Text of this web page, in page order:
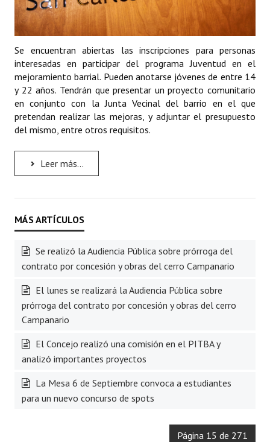
Se encuentran abiertas las inscripciones para personas
interesadas en participar del programa Juventud en el
mejoramiento barrial. Pueden anotarse jóvenes de entre 14
y 22 años. Tendrán que presentar un proyecto comunitario
en conjunto con la Junta Vecinal del barrio en el que
pretendan realizar las mejoras, y adjuntar el presupuesto
del mismo, entre otros requisitos.
Leer más...
Se realizó la Audiencia Pública sobre prórroga del
contrato por concesión y obras del cerro Campanario
El lunes se realizará la Audiencia Pública sobre
prórroga del contrato por concesión y obras del cerro
Campanario
El Concejo realizó una comisión en el PITBA y
analizó importantes proyectos
La Mesa 6 de Septiembre convoca a estudiantes
para un nuevo concurso de spots
Página 15 de 271